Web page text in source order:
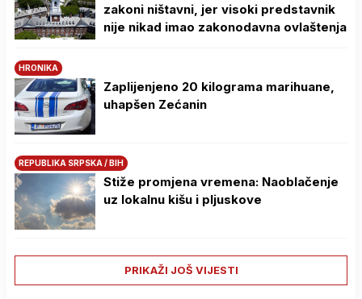
zakoni ništavni, jer visoki predstavnik
nije nikad imao zakonodavna ovlaštenja
HRONIKA
Zaplijenjeno 20 kilograma marihuane,
uhapšen Zećanin
REPUBLIKA SRPSKA / BIH
Stiže promjena vremena: Naoblačenje
uz lokalnu kišu i pljuskove
PRIKAŽI JOŠ VIJESTI